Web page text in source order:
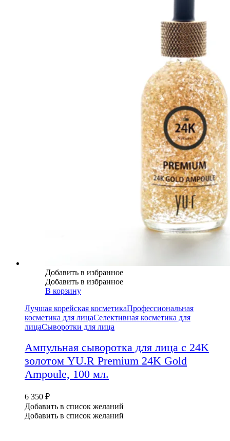
Добавить в избранное
Добавить в избранное
В корзину
Лучшая корейская косметикаПрофессиональная
косметика для лицаСелективная косметика для
лицаСыворотки для лица
Ампульная сыворотка для лица с 24K
золотом YU.R Premium 24K Gold
Ampoule, 100 мл.
6 350 ₽
Добавить в список желаний
Добавить в список желаний